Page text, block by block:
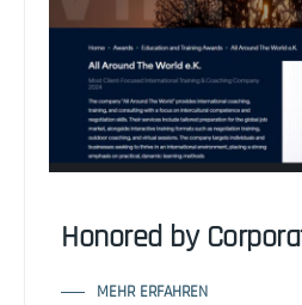
Honored by
MEHR ERFAHREN